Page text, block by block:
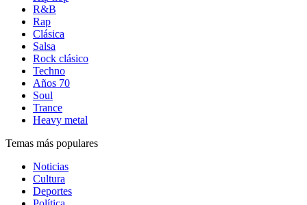
R&B
Rap
Clásica
Salsa
Rock clásico
Techno
Años 70
Soul
Trance
Heavy metal
Temas más populares
Noticias
Cultura
Deportes